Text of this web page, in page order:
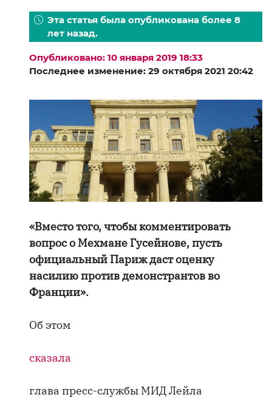
Эта статья была опубликована более 8
лет назад.
Опубликовано: 10 января 2019 18:33
Последнее изменение: 29 октября 2021 20:42
«Вместо того, чтобы комментировать
вопрос о Мехмане Гусейнове, пусть
официальный Париж даст оценку
насилию против демонстрантов во
Франции».
Об этом
сказала
глава пресс-службы МИД Лейла